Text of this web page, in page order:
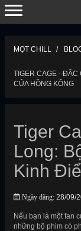
MỌT CHILL
TIGER CAGE - ĐẶC
CỦA HỒNG KÔNG
Tiger
Long:
Kinh
Ngày đăng: 28/09/
Nếu bạn là một fan
những bộ phim có